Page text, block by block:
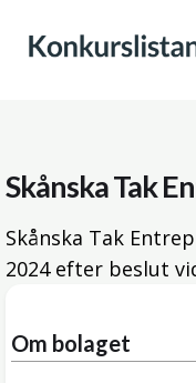
Skånska Tak
Skånska Tak
2024efter beslut
Om bolaget